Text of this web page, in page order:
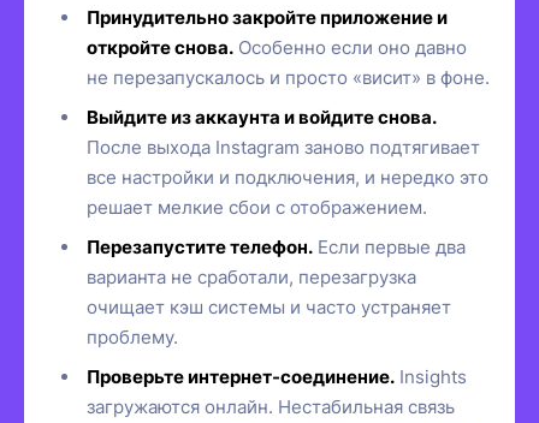
Принудительно закройте приложение и
откройте снова. Особенно если оно давно
не перезапускалось и просто «висит» в фоне.
Выйдите из аккаунта и войдите снова.
После выхода Instagram заново подтягивает
все настройки и подключения, и нередко это
решает мелкие сбои с отображением.
Перезапустите телефон. Если первые два
варианта не сработали, перезагрузка
очищает кэш системы и часто устраняет
проблему.
Проверьте интернет-соединение. Insights
загружаются онлайн. Нестабильная связь